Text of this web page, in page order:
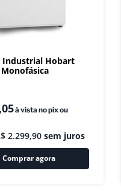
Industrial Hobart
05à vista no pix ou
2.299,90sem juros
Comprar agora